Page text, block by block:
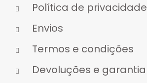
Política de privacidade
Envios
Termos e condições
Devoluções e garantia